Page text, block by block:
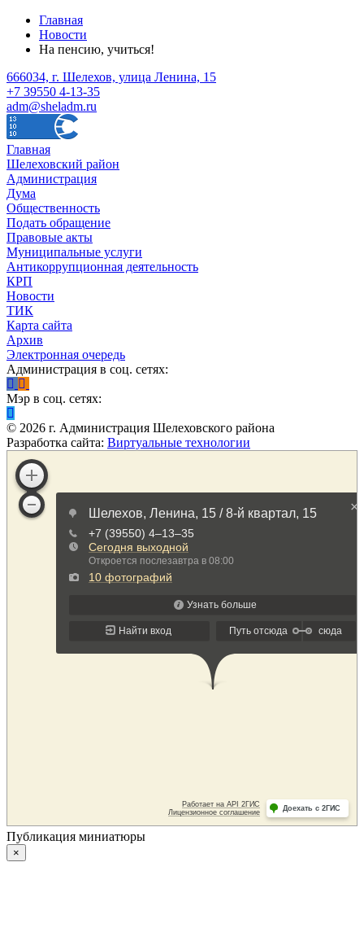
Главная
Новости
На пенсию, учиться!
666034, г. Шелехов, улица Ленина, 15
+7 39550 4-13-35
adm@sheladm.ru
Главная
Шелеховский район
Администрация
Дума
Общественность
Подать обращение
Правовые акты
Муниципальные услуги
Антикоррупционная деятельность
КРП
Новости
ТИК
Карта сайта
Архив
Электронная очередь
Администрация в соц. сетях:
Мэр в соц. сетях:
© 2026 г. Администрация Шелеховского района
Разработка сайта: Виртуальные технологии
Публикация миниатюры
×